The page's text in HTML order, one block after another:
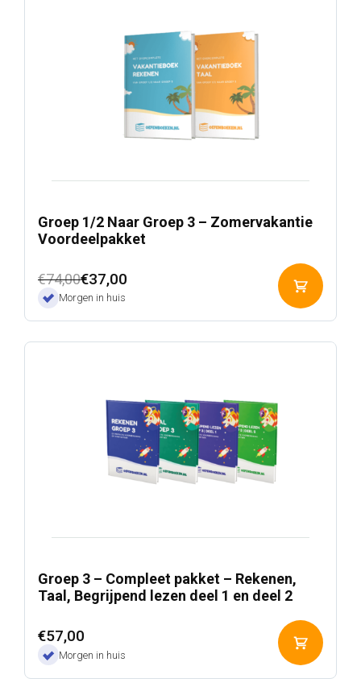
Groep 1/2 Naar Groep 3 – Zomervakantie
Voordeelpakket
€74,00
Oorspronkelijke
prijs
€74,00.
€37,00
Huidige
prijs
€37,00.
Morgen in huis
aan
Groep 3 – Compleet pakket – Rekenen,
Taal, Begrijpend lezen deel 1 en deel 2
€57,00
Morgen in huis
aan